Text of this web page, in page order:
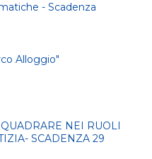
- Scadenza
Alloggio"
NEI RUOLI
SCADENZA 29